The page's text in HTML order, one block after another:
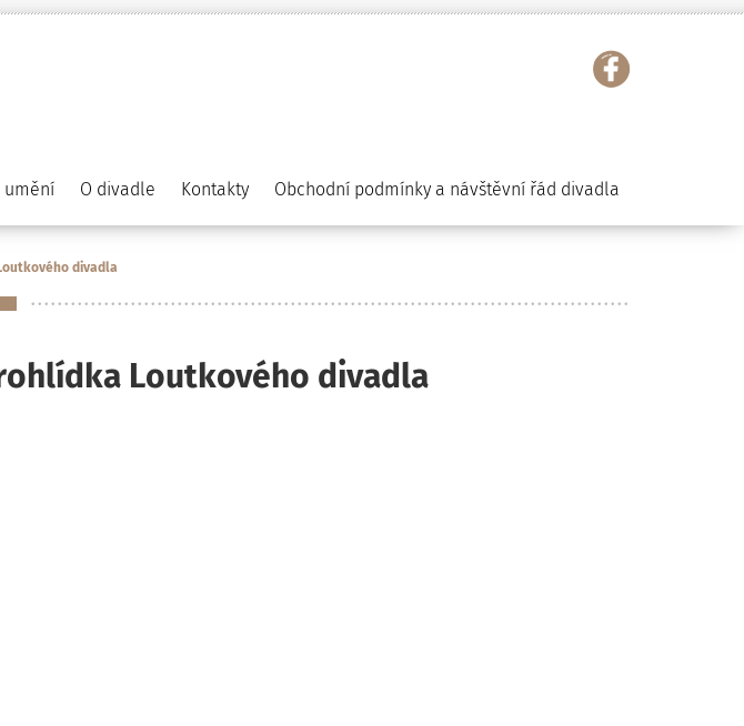
umění O divadle Kontakty Obchodní podmínky a návštěvní řád divadla
divadla
Loutkového divadla